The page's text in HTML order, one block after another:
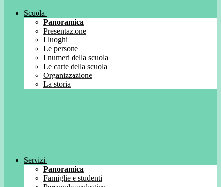
Scuola
Panoramica
Presentazione
I luoghi
Le persone
I numeri della scuola
Le carte della scuola
Organizzazione
La storia
Servizi
Panoramica
Famiglie e studenti